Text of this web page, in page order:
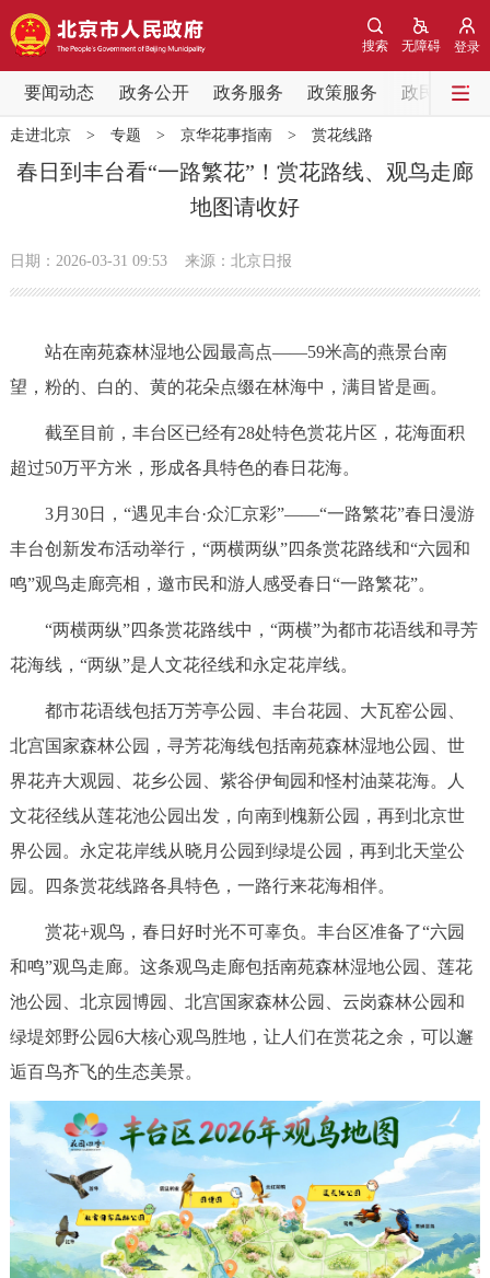
登录
无障碍
搜索
要闻动态 政务公开 政务服务 政策服务 政民互动
要闻动态
党中央精神 国务院信息 中央部委动态
会议信息
市领导 机构职能 政策服务
决策公开 专题公开
政务服务
个人服务 法人服务 部门服务
中介服务 阳光政务
政民互动
参与调查 在线访谈 图说互动
走进北京
北京概况 十六区概览 人文北京
绿色北京 视频北京
多语种
ENGLISH 한국어 日本語
走进北京> 专题 > 京华花事指南> 赏花线路
春日到丰台看“一路繁花”！赏花路线、观鸟走廊
地图请收好
日期：2026-03-31 09:53 来源：北京日报
站在南苑森林湿地公园最高点——59米高的燕景台南
望，粉的、白的、黄的花朵点缀在林海中，满目皆是画。
截至目前，丰台区已经有28处特色赏花片区，花海面积
超过50万平方米，形成各具特色的春日花海。
3月30日，“遇见丰台·众汇京彩”——“一路繁花”春日漫游
丰台创新发布活动举行，“两横两纵”四条赏花路线和“六园和
鸣”观鸟走廊亮相，邀市民和游人感受春日“一路繁花”。
“两横两纵”四条赏花路线中，“两横”为都市花语线和寻芳
花海线，“两纵”是人文花径线和永定花岸线。
都市花语线包括万芳亭公园、丰台花园、大瓦窑公园、
北宫国家森林公园，寻芳花海线包括南苑森林湿地公园、世
界花卉大观园、花乡公园、紫谷伊甸园和怪村油菜花海。人
文花径线从莲花池公园出发，向南到槐新公园，再到北京世
界公园。永定花岸线从晓月公园到绿堤公园，再到北天堂公
园。四条赏花线路各具特色，一路行来花海相伴。
赏花+观鸟，春日好时光不可辜负。丰台区准备了“六园
和鸣”观鸟走廊。这条观鸟走廊包括南苑森林湿地公园、莲花
池公园、北京园博园、北宫国家森林公园、云岗森林公园和
绿堤郊野公园6大核心观鸟胜地，让人们在赏花之余，可以邂
逅百鸟齐飞的生态美景。